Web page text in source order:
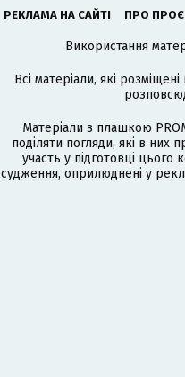
РЕКЛАМА НА САЙТІ ПРО
Використання
Всі матеріали, які
Матеріали з плашкою
поділяти погляди, які в
участь у підготовці цього
судження, оприлюднені у